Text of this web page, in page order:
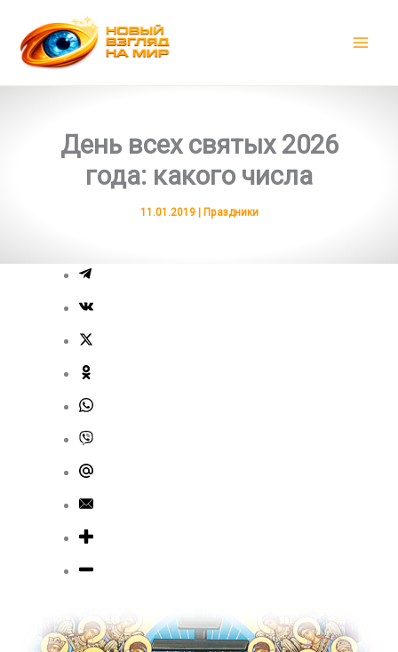
содержимому
День всех святых 2026
года: какого числа
11.01.2019 | Праздники